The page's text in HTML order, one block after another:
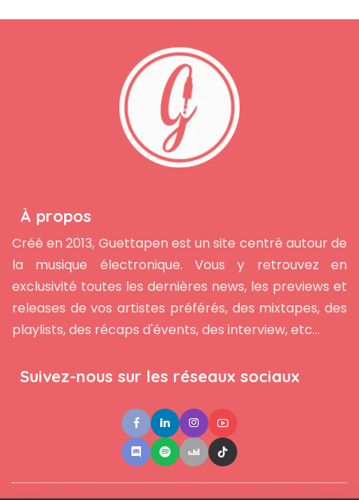
À propos
Créé en 2013, Guettapen est un site centré autour de
la musique électronique. Vous y retrouvez en
exclusivité toutes les dernières news, les previews et
releases de vos artistes préférés, des mixtapes, des
playlists, des récaps d'évents, des interview, etc...
Suivez-nous sur les réseaux sociaux